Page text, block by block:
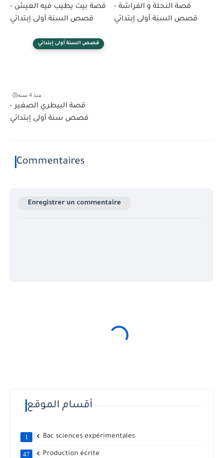
قصة بيت يطيب فيه العيش -
قصص السنة أولى إبتدائي
قصة النحلة و الفراشة -
قصص السنة أولى إبتدائي
قصص السنة أولى إبتدائي
منذ 4 سنة
قصة البيطري الصغير -
قصص سنة أولى إبتدائي
Commentaires
Enregistrer un commentaire
أقسام الموقع
Bac sciences expérimentales
1
Production écrite
47